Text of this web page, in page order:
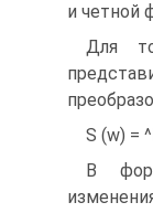
и четной
Для
S (w) =
В